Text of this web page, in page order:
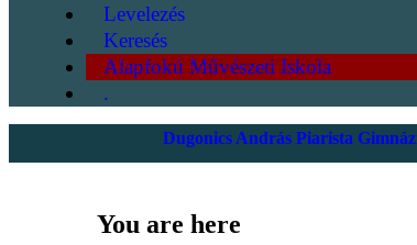
Levelezés
Keresés
Alapfokú Művészeti Iskola
.
Dugonics András Piarista
You are here